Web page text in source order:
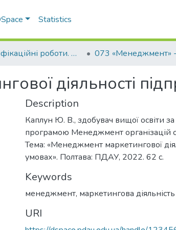
Statistics
Кваліфікаційні роботи. ННІ економіки, управління, права та ІТ
діяльності
Description
Каплун Ю. В., здобувач вищої освіти
програмою Менеджмент організацій
Тема: «Менеджмент маркетингової
умовах». Полтава: ПДАУ, 2022. 62 с.
Keywords
менеджмент, маркетингова діяльність
URI